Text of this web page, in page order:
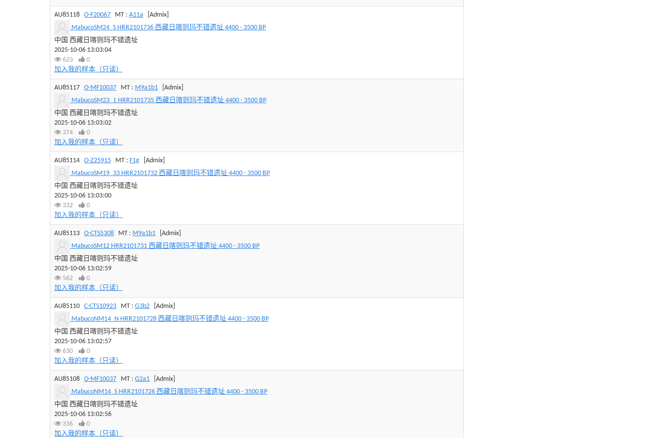
AU85118 O-F20067 MT : A11a [Admix]
MabucoSM24_S HRR2101736 西藏日喀则玛不错遗址 4400 - 3500 BP
中国 西藏日喀则玛不错遗址
2025-10-06 13:03:04
623
0
加入我的样本（只读）
AU85117 O-MF10037 MT : M9a1b1 [Admix]
MabucoSM23_1 HRR2101735 西藏日喀则玛不错遗址 4400 - 3500 BP
中国 西藏日喀则玛不错遗址
2025-10-06 13:03:02
374
0
加入我的样本（只读）
AU85114 O-Z25915 MT : F1g [Admix]
MabucoSM19_33 HRR2101732 西藏日喀则玛不错遗址 4400 - 3500 BP
中国 西藏日喀则玛不错遗址
2025-10-06 13:03:00
332
0
加入我的样本（只读）
AU85113 O-CTS5308 MT : M9a1b1 [Admix]
MabucoSM12 HRR2101731 西藏日喀则玛不错遗址 4400 - 3500 BP
中国 西藏日喀则玛不错遗址
2025-10-06 13:02:59
562
0
加入我的样本（只读）
AU85110 C-CTS10923 MT : G3b2 [Admix]
MabucoNM14_N HRR2101728 西藏日喀则玛不错遗址 4400 - 3500 BP
中国 西藏日喀则玛不错遗址
2025-10-06 13:02:57
630
0
加入我的样本（只读）
AU85108 O-MF10037 MT : G2a1 [Admix]
MabucoNM14_S HRR2101726 西藏日喀则玛不错遗址 4400 - 3500 BP
中国 西藏日喀则玛不错遗址
2025-10-06 13:02:56
336
0
加入我的样本（只读）